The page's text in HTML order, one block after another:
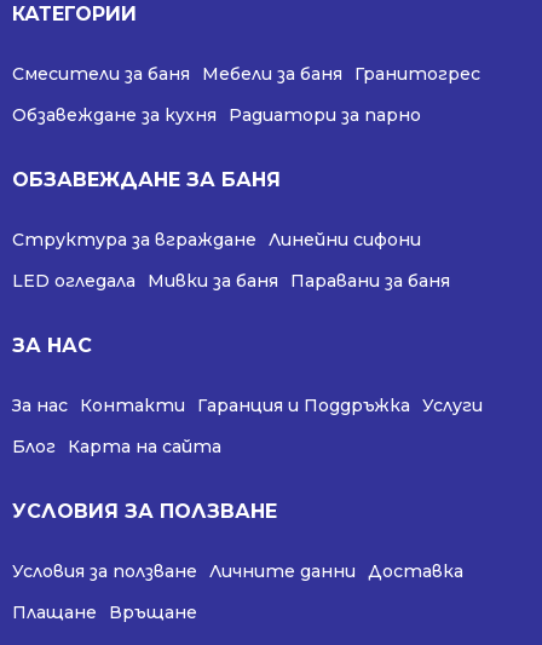
КАТЕГОРИИ
Смесители за баня Мебели за баня
Гранитогрес
Обзавеждане за кухня
Радиатори за парно
ОБЗАВЕЖДАНЕ ЗА БАНЯ
Структура за вграждане
Линейни сифони
LED огледала
Мивки за баня Паравани за баня
ЗА НАС
За нас Контакти Гаранция и Поддръжка
Услуги
Блог
Карта на сайта
УСЛОВИЯ ЗА ПОЛЗВАНЕ
Условия за ползване Личните данни
Доставка
Плащане
Връщане